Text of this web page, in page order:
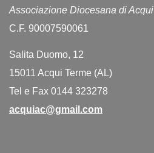
Associazione Diocesana di Acqui
C.F. 90007590061
Salita Duomo, 12
15011 Acqui Terme (AL)
Tel e Fax 0144 323278
acquiac@gmail.com